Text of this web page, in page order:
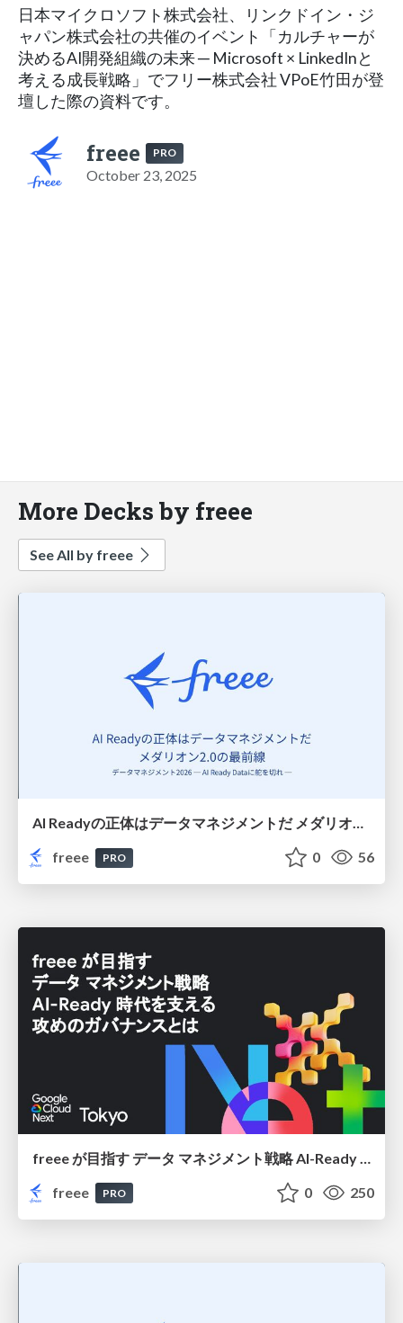
日本マイクロソフト株式会社、リンクドイン・ジ
ャパン株式会社の共催のイベント「カルチャーが
決めるAI開発組織の未来 ─ Microsoft × LinkedInと
考える成長戦略」でフリー株式会社 VPoE竹田が登
壇した際の資料です。
freee PRO
October 23, 2025
More Decks by freee
See All by freee
AI Readyの正体はデータマネジメントだ メダリオン2.0の最前線
freee
PRO 0 56
freee
PRO 0 250